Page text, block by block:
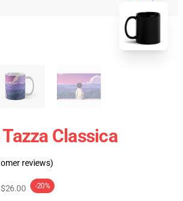
Classica
reviews)
$26.00 -20%